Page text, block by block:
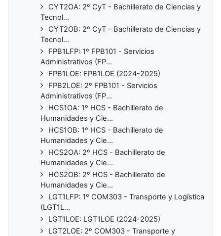
CYT2OA: 2º CyT - Bachillerato de Ciencias y
Tecnol...
CYT2OB: 2º CyT - Bachillerato de Ciencias y
Tecnol...
FPB1LFP: 1º FPB101 - Servicios
Administrativos (FP...
FPB1LOE: FPB1LOE (2024-2025)
FPB2LOE: 2º FPB101 - Servicios
Administrativos (FP...
HCS1OA: 1º HCS - Bachillerato de
Humanidades y Cie...
HCS1OB: 1º HCS - Bachillerato de
Humanidades y Cie...
HCS2OA: 2º HCS - Bachillerato de
Humanidades y Cie...
HCS2OB: 2º HCS - Bachillerato de
Humanidades y Cie...
LGT1LFP: 1º COM303 - Transporte y Logística
(LGT1L...
LGT1LOE: LGT1LOE (2024-2025)
LGT2LOE: 2º COM303 - Transporte y